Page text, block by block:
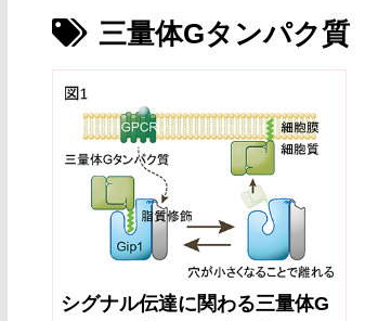
三量体Gタンパク質
シグナル伝達に関わる三量体G